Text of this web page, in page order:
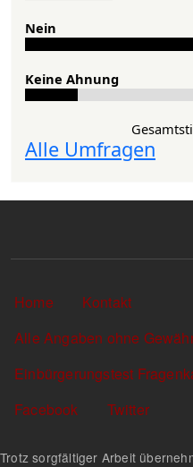
Nein
Keine Ahnung
Alle Umfragen
Sekundärlinks
Home
Kontakt
Alle Angaben ohne
Einbürgerungstest
Facebook
Twitter
Trotz sorgfältiger Arbeit